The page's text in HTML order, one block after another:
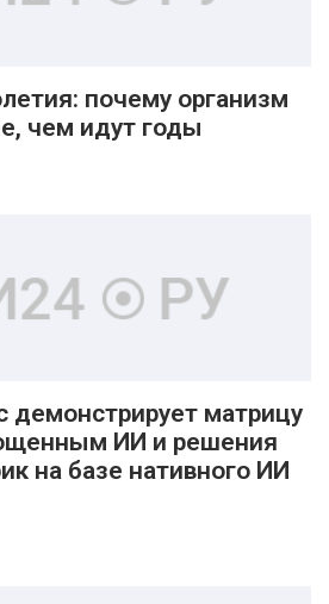
почему организм
чем идут годы
демонстрирует матрицу
ИИ и решения
на базе нативного ИИ